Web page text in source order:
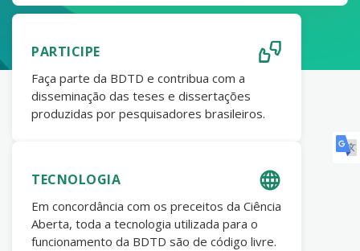
PARTICIPE
Faça parte da BDTD e contribua com a
disseminação das teses e dissertações
produzidas por pesquisadores brasileiros.
TECNOLOGIA
Em concordância com os preceitos da Ciência
Aberta, toda a tecnologia utilizada para o
funcionamento da BDTD são de código livre.